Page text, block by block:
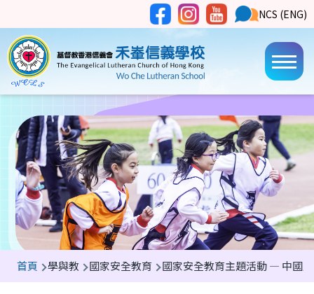
Social
Media
NCS
Button
NCS (ENG)
Main
導
首頁 學與教 國家安全教育 國家安全教育主題活動 — 中國